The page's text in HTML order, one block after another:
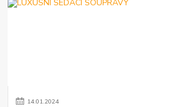
14.01.2024